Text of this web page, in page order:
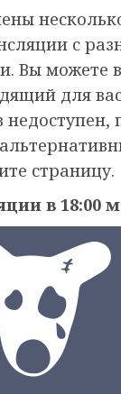
с
Вы можете
для
недоступен,
страницу.
в 18:00